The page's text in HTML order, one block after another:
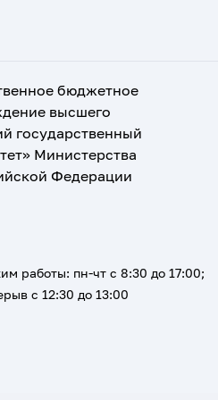
бюджетное
высшего
государственный
Министерства
Федерации
работы: пн-чт с 8:30 до 17:00;
с 12:30 до 13:00